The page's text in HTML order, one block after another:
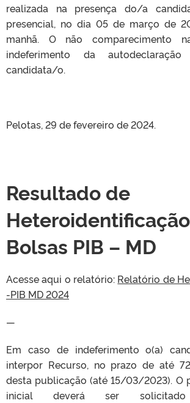
realizada na presença do/a
presencial, no dia 05 de março de
manhã. O não comparecimento
indeferimento da
candidata/o.
Pelotas, 29 de fevereiro de 2024.
Resultado de
Bolsas PIB – MD
Acesse aqui o relatório: Relatório de
-PIB MD 2024
—
Em caso de indeferimento o(a)
interpor Recurso, no prazo de até
desta publicação (até 15/03/2023). O
inicial deverá ser